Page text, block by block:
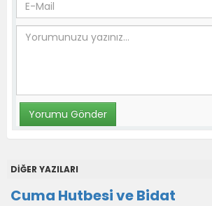
DİĞER YAZILARI
Cuma Hutbesi ve Bidat